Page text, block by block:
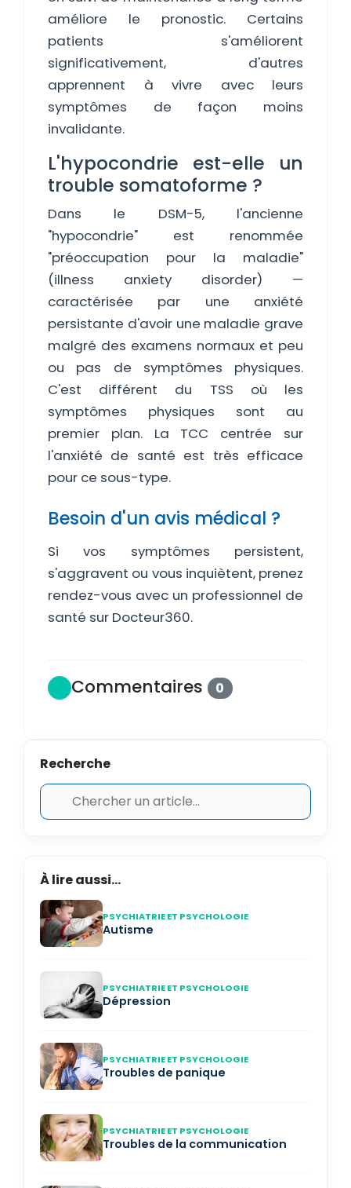
améliore le pronostic. Certains
patients s'améliorent
significativement, d'autres
apprennent à vivre avec leurs
symptômes de façon moins
invalidante.
L'hypocondrie est-elle un
trouble somatoforme ?
Dans le DSM-5, l'ancienne
"hypocondrie" est renommée
"préoccupation pour la maladie"
(illness anxiety disorder) —
caractérisée par une anxiété
persistante d'avoir une maladie grave
malgré des examens normaux et peu
ou pas de symptômes physiques.
C'est différent du TSS où les
symptômes physiques sont au
premier plan. La TCC centrée sur
l'anxiété de santé est très efficace
pour ce sous-type.
Besoin d'un avis médical ?
Si vos symptômes persistent,
s'aggravent ou vous inquiètent, prenez
rendez-vous avec un professionnel de
santé sur Docteur360.
Commentaires 0
Recherche
À lire aussi...
PSYCHIATRIE ET PSYCHOLOGIE
Autisme
PSYCHIATRIE ET PSYCHOLOGIE
Dépression
PSYCHIATRIE ET PSYCHOLOGIE
Troubles de panique
PSYCHIATRIE ET PSYCHOLOGIE
Troubles de la communication